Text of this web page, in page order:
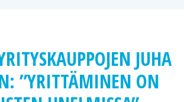
JUHA
”YRITTÄMINEN ON